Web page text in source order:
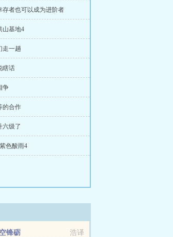
存者也可以成为进阶者
山基地4
走一趟
瞎话
争
的合作
六级了
色酸雨4
浩译
锋砺